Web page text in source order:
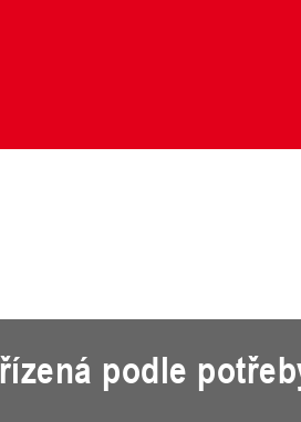
podle